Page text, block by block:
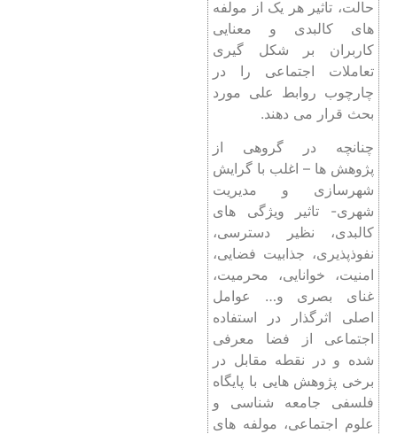
حالت، تاثیر هر یک از مولفه‌
های کالبدی و معنایی
کاربران بر شکل ‌گیری
تعاملات اجتماعی را در
چارچوب روابط علی مورد
بحث قرار می ‌دهند.
چنانچه در گروهی از
پژوهش‌ ها – اغلب با گرایش
شهرسازی و مدیریت
شهری- تاثیر ویژگی‌ های
کالبدی، نظیر دسترسی،
نفوذپذیری، جذابیت فضایی،
امنیت، خوانایی، محرمیت،
غنای بصری و… عوامل
اصلی اثرگذار در استفاده
اجتماعی از فضا معرفی
شده و در نقطه مقابل در
برخی پژوهش‌ هایی با پایگاه
فلسفی جامعه ‌شناسی و
علوم اجتماعی، مولفه ‎‌های